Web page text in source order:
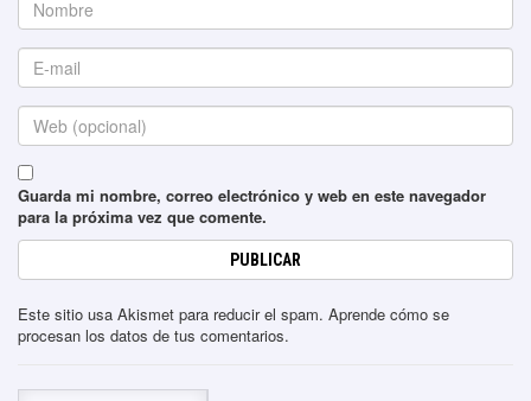
Guarda mi nombre, correo electrónico y web en este navegador
para la próxima vez que comente.
Este sitio usa Akismet para reducir el spam. Aprende cómo se
procesan los datos de tus comentarios.